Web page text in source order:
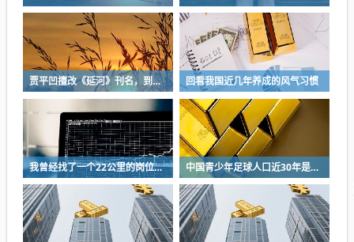
贾平凹擅改《延河》刊名，到底错在哪里？这三点才是问题的关键 回看我国近几年养成的风气习惯
我曾经找了一个22公里的岗位，坚持了2个星期就坚持不下去了 中国青少年足球人口近30年是断崖式下降